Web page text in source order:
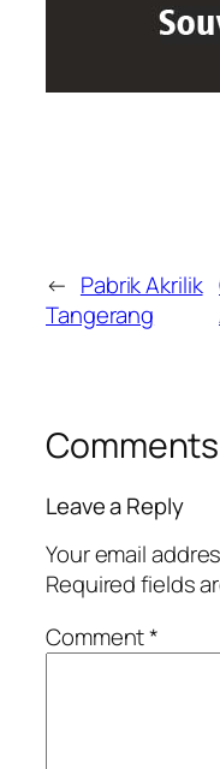
← Pabrik Akrilik
Tangerang
Comments
Leave a Reply
Your email
Required fields
Comment*